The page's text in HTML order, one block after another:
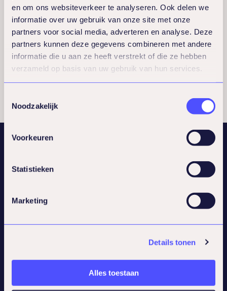
en om ons websiteverkeer te analyseren. Ook delen we
informatie over uw gebruik van onze site met onze
partners voor social media, adverteren en analyse. Deze
partners kunnen deze gegevens combineren met andere
informatie die u aan ze heeft verstrekt of die ze hebben
verzameld op basis van uw gebruik van hun services.
Noodzakelijk
Voorkeuren
Statistieken
Marketing
Details tonen
Alles toestaan
Send
Make an appointment